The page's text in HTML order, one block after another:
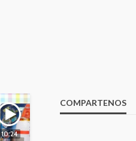
10:24
COMPARTENOS